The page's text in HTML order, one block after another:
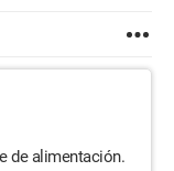
de alimentación.